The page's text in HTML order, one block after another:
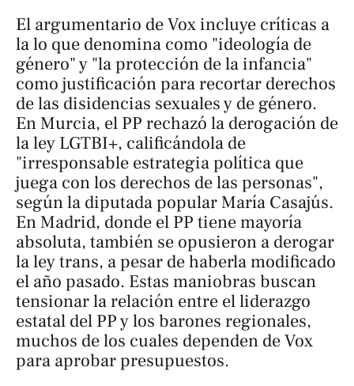
El argumentario de Vox incluye críticas a
la lo que denomina como "ideología de
género" y "la protección de la infancia"
como justificación para recortar derechos
de las disidencias sexuales y de género.
En Murcia, el PP rechazó la derogación de
la ley LGTBI+, calificándola de
"irresponsable estrategia política que
juega con los derechos de las personas",
según la diputada popular María Casajús.
En Madrid, donde el PP tiene mayoría
absoluta, también se opusieron a derogar
la ley trans, a pesar de haberla modificado
el año pasado. Estas maniobras buscan
tensionar la relación entre el liderazgo
estatal del PP y los barones regionales,
muchos de los cuales dependen de Vox
para aprobar presupuestos.